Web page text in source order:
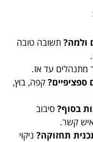
ולמה? תשובה טובה
מתנהלים עד אז.
קפה, בוץ,
בסוף? סיבוב
איש קשר.
תחזוקה? ניקוי